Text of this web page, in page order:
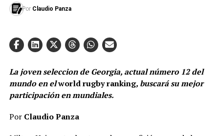
Por Claudio Panza
La joven seleccion de Georgia, actual número 12 del
mundo en elworld rugby ranking, buscará su mejor
participación en mundiales.
Por Claudio Panza